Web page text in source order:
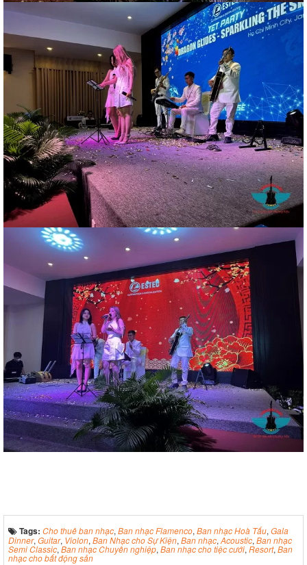
Tags: Cho thuê ban nhạc, Ban nhạc Flamenco, Ban nhạc Hoà Tấu, Gala
Dinner, Guitar, Violon, Ban Nhạc cho Sự Kiện, Ban nhạc, Acoustic, Ban nhạc
Semi Classic, Ban nhạc Chuyên nghiệp, Ban nhạc cho tiệc cưới, Resort, Ban
nhạc cho bất động sản